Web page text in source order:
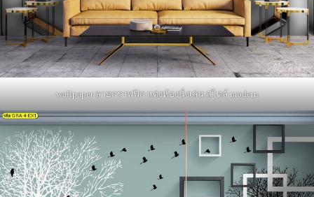
wallpaper ลายกราฟฟิก แต่งห้องนั่งเล่น สไตล์ modern